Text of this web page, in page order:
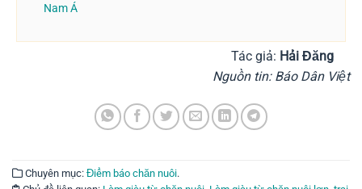
Nam Á
Tác giả: Hải Đăng
Nguồn tin: Báo Dân Việt
Chuyên mục: Điểm báo chăn nuôi.